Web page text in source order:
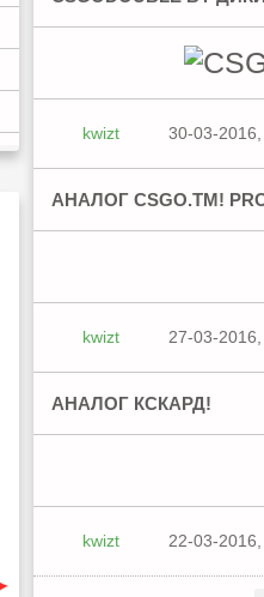
kwizt 30-03-
АНАЛОГ CSGO.TM!
kwizt 27-03-
АНАЛОГ КСКАРД!
kwizt 22-03-